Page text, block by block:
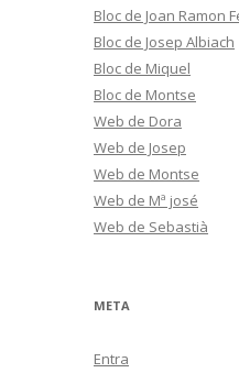
Bloc de Joan Ramon
Bloc de Josep Albiach
Bloc de Miquel
Bloc de Montse
Web de Dora
Web de Josep
Web de Montse
Web de Mª josé
Web de Sebastià
META
Entra